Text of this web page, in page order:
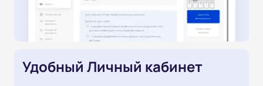
Удобный Личный кабинет